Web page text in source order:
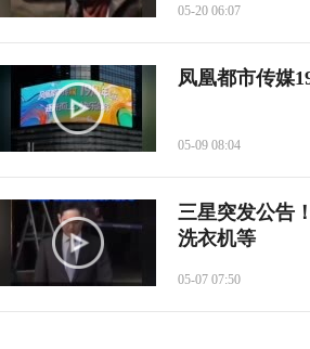
05-20 06:07
凤凰都市传媒
05-09 08:04
三星突发公告
洗衣机等
05-07 07:50